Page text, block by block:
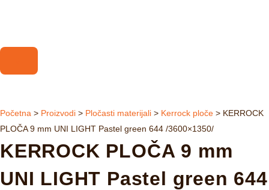
Početna > Proizvodi > Pločasti materijali > Kerrock ploče > KERROCK
PLOČA 9 mm UNI LIGHT Pastel green 644 /3600×1350/
KERROCK PLOČA 9 mm
UNI LIGHT Pastel green 644